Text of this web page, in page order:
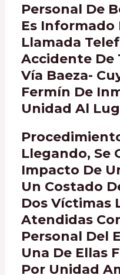
Personal De
Es Informado
Llamada
Accidente De
Vía Baeza-
Fermín De
Unidad Al
Llegando, Se
Impacto De
Un Costado
Dos Víctimas
Atendidas
Personal Del
Una De Ellas
Por Unidad